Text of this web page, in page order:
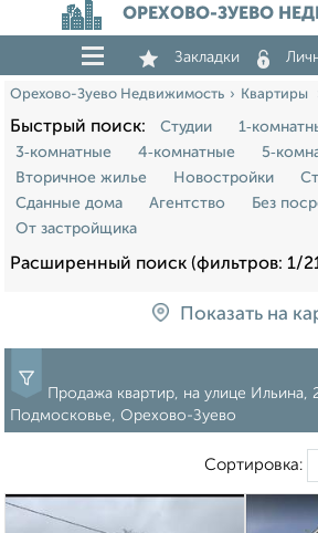
ОРЕХОВО-ЗУЕВО
Закладки
Орехово-Зуево Недвижимость Квартиры
Быстрый поиск: Студии
3‑комнатные
4‑комнатные
Вторичное жилье
Новостройки
Сданные дома
Агентство
Без
От застройщика
Расширенный поиск (фильтров: 1/
Показать на
Продажа квартир, на улице Ильина,
Подмосковье, Орехово-Зуево
Сортировка: